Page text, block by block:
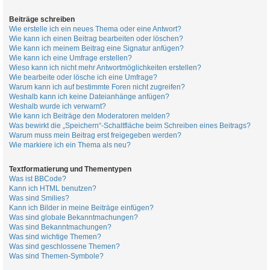
Beiträge schreiben
Wie erstelle ich ein neues Thema oder eine Antwort?
Wie kann ich einen Beitrag bearbeiten oder löschen?
Wie kann ich meinem Beitrag eine Signatur anfügen?
Wie kann ich eine Umfrage erstellen?
Wieso kann ich nicht mehr Antwortmöglichkeiten erstellen?
Wie bearbeite oder lösche ich eine Umfrage?
Warum kann ich auf bestimmte Foren nicht zugreifen?
Weshalb kann ich keine Dateianhänge anfügen?
Weshalb wurde ich verwarnt?
Wie kann ich Beiträge den Moderatoren melden?
Was bewirkt die „Speichern“-Schaltfläche beim Schreiben eines Beitrags?
Warum muss mein Beitrag erst freigegeben werden?
Wie markiere ich ein Thema als neu?
Textformatierung und Thementypen
Was ist BBCode?
Kann ich HTML benutzen?
Was sind Smilies?
Kann ich Bilder in meine Beiträge einfügen?
Was sind globale Bekanntmachungen?
Was sind Bekanntmachungen?
Was sind wichtige Themen?
Was sind geschlossene Themen?
Was sind Themen-Symbole?